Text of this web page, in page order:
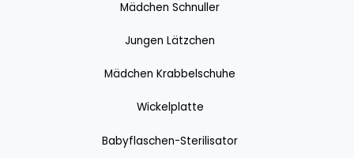
Mädchen Schnuller
Jungen Lätzchen
Mädchen Krabbelschuhe
Wickelplatte
Babyflaschen-Sterilisator